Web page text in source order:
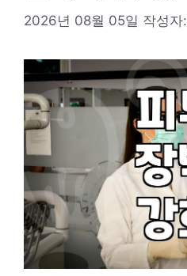
2026년 08월 05일 작성자: